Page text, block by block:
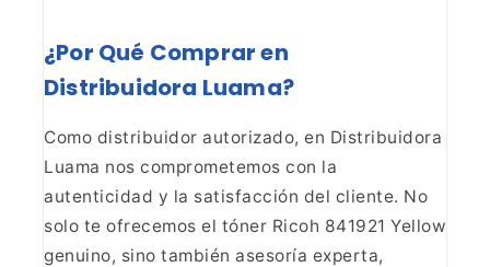
¿Por Qué Comprar en
Distribuidora Luama?
Como distribuidor autorizado, en Distribuidora
Luama nos comprometemos con la
autenticidad y la satisfacción del cliente. No
solo te ofrecemos el tóner Ricoh 841921 Yellow
genuino, sino también asesoría experta,